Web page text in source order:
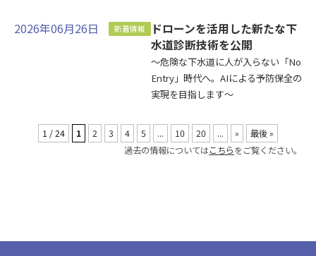
2026年06月26日 新着情報
ドローンを活用した新たな下
水道診断技術を公開
～危険な下水道に人が入らない「No
Entry」時代へ。AIによる予防保全の
実現を目指します～
1 / 24 1 2 3 4 5 ... 10 20 ... »
最後 »
過去の情報についてはこちらをご覧ください。